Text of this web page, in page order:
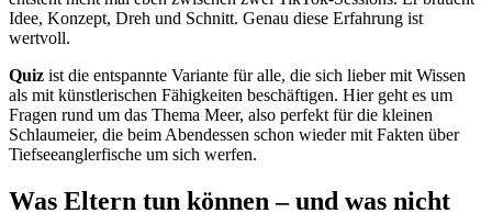
Idee, Konzept, Dreh und Schnitt. Genau diese Erfahrung ist
wertvoll.
Quiz ist die entspannte Variante für alle, die sich lieber mit Wissen
als mit künstlerischen Fähigkeiten beschäftigen. Hier geht es um
Fragen rund um das Thema Meer, also perfekt für die kleinen
Schlaumeier, die beim Abendessen schon wieder mit Fakten über
Tiefseeanglerfische um sich werfen.
Was Eltern tun können – und was nicht